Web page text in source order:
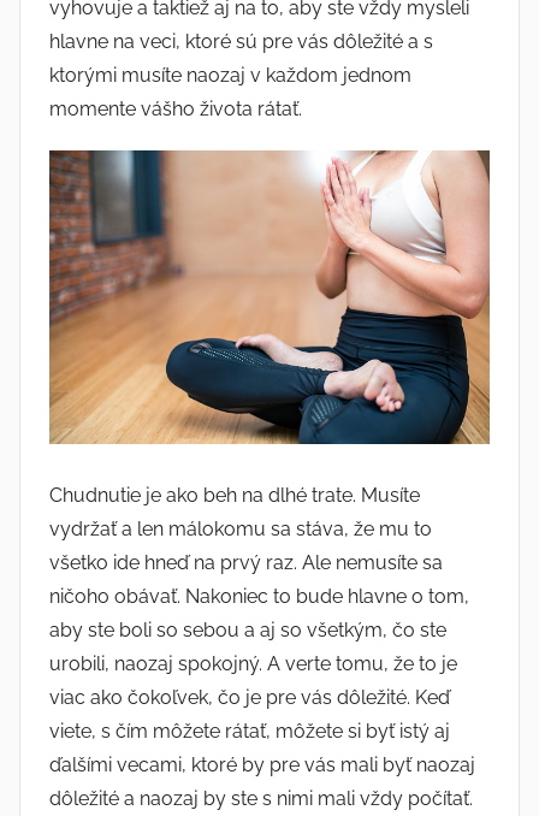
vyhovuje a taktiež aj na to, aby ste vždy mysleli
hlavne na veci, ktoré sú pre vás dôležité a s
ktorými musíte naozaj v každom jednom
momente vášho života rátať.
Chudnutie je ako beh na dlhé trate. Musíte
vydržať a len málokomu sa stáva, že mu to
všetko ide hneď na prvý raz. Ale nemusíte sa
ničoho obávať. Nakoniec to bude hlavne o tom,
aby ste boli so sebou a aj so všetkým, čo ste
urobili, naozaj spokojný. A verte tomu, že to je
viac ako čokoľvek, čo je pre vás dôležité. Keď
viete, s čím môžete rátať, môžete si byť istý aj
ďalšími vecami, ktoré by pre vás mali byť naozaj
dôležité a naozaj by ste s nimi mali vždy počítať.